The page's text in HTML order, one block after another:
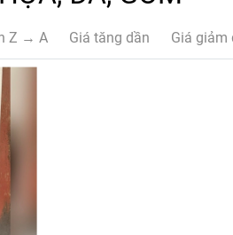
Z → A Giá tăng dần Giá giảm